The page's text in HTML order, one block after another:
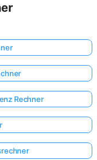
Rechner